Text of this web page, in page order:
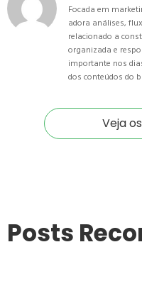
Focada em
adora análises,
relacionado a
organizada e
importante nos
dos conteúdos do
Veja
Posts